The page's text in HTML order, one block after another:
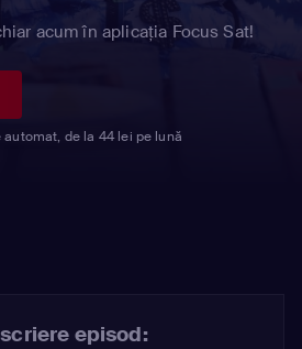
acum în aplicația Focus Sat!
de la 44 lei pe lună
episod: